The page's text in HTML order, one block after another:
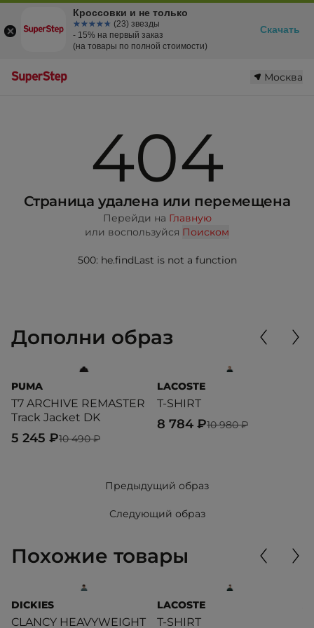
Москва
404
Страница удалена или перемещена
Перейди на Главную
или воспользуйся Поиском
500: he.findLast is not a function
Дополни образ
PUMA
T7 ARCHIVE REMASTER
Track Jacket DK
10 490 ₽
5 245 ₽
LACOSTE
T-SHIRT
10 980 ₽
8 784 ₽
Предыдущий образ
Следующий образ
Похожие товары
DICKIES
CLANCY HEAVYWEIGHT
LACOSTE
T-SHIRT
Кроссовки и не только
☆☆☆☆☆
★★★★★ (23) звезды
- 15% на первый заказ
(на товары по полной стоимости)
Скачать